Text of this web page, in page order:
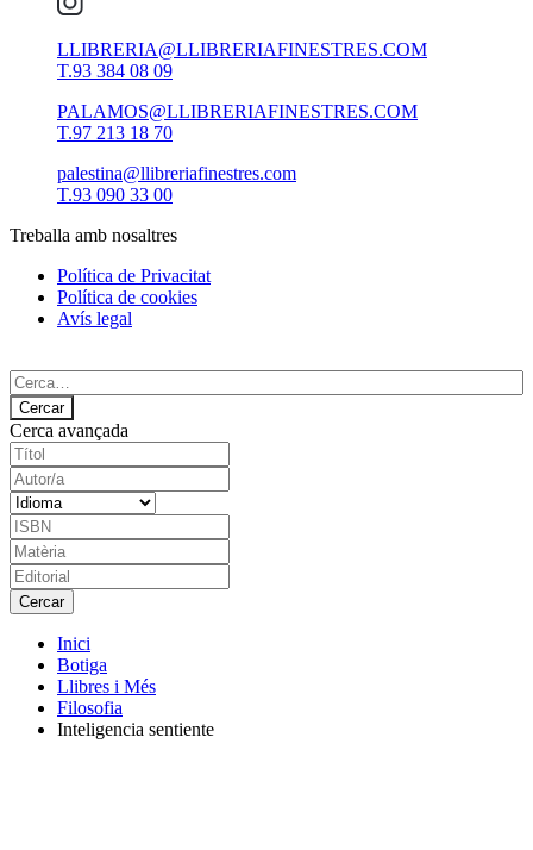
LLIBRERIA@LLIBRERIAFINESTRES.COM
T.93 384 08 09
PALAMOS@LLIBRERIAFINESTRES.COM
T.97 213 18 70
palestina@llibreriafinestres.com
T.93 090 33 00
Treballa amb nosaltres
Política de Privacitat
Política de cookies
Avís legal
Cerca avançada
Inici
Botiga
Llibres i Més
Filosofia
Inteligencia sentiente